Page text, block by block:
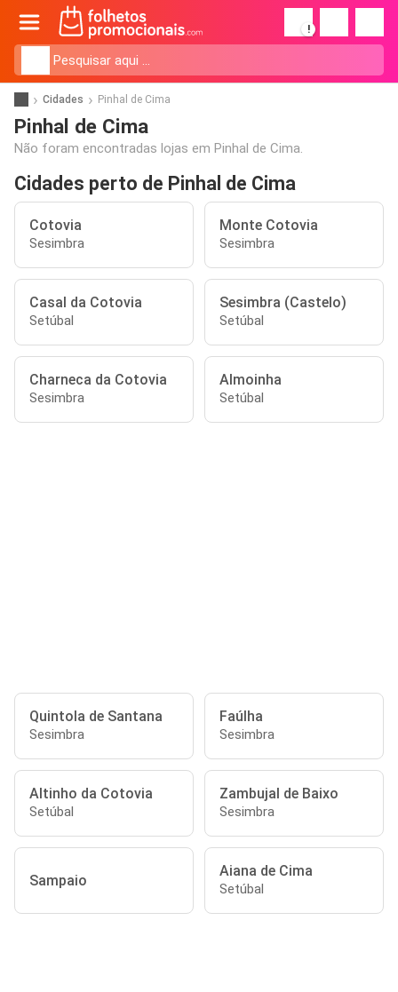
!
Cidades Pinhal de Cima
Pinhal de Cima
Não foram encontradas lojas em Pinhal de Cima.
Cidades perto de Pinhal de Cima
Cotovia
Sesimbra
Monte Cotovia
Sesimbra
Casal da Cotovia
Setúbal
Sesimbra (Castelo)
Setúbal
Charneca da Cotovia
Sesimbra
Almoinha
Setúbal
Quintola de Santana
Sesimbra
Faúlha
Sesimbra
Altinho da Cotovia
Setúbal
Zambujal de Baixo
Sesimbra
Sampaio
Aiana de Cima
Setúbal